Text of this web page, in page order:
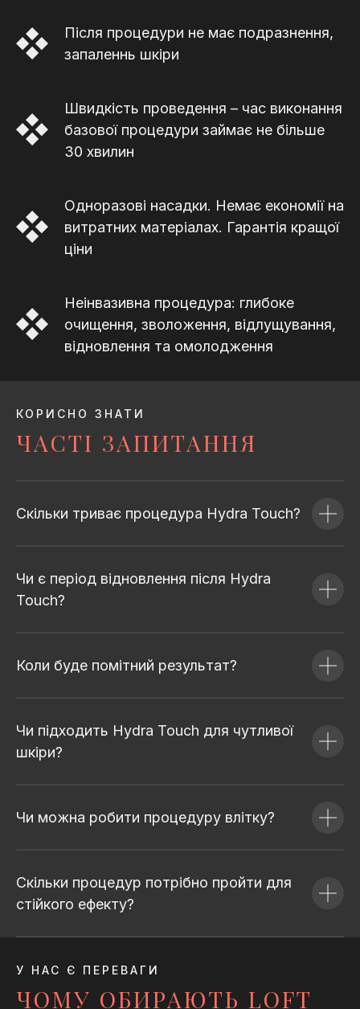
Після процедури не має подразнення,
запаленнь шкіри
Швидкість проведення – час виконання
базової процедури займає не більше
30 хвилин
Одноразові насадки. Немає економії на
витратних матеріалах. Гарантія кращої
ціни
Неінвазивна процедура: глибоке
очищення, зволоження, відлущування,
відновлення та омолодження
КОРИСНО ЗНАТИ
ЧАСТІ ЗАПИТАННЯ
Скільки триває процедура Hydra Touch?
Чи є період відновлення після Hydra
Touch?
Коли буде помітний результат?
Чи підходить Hydra Touch для чутливої
шкіри?
Чи можна робити процедуру влітку?
Скільки процедур потрібно пройти для
стійкого ефекту?
У НАС Є ПЕРЕВАГИ
ЧОМУ ОБИРАЮТЬ LOFT